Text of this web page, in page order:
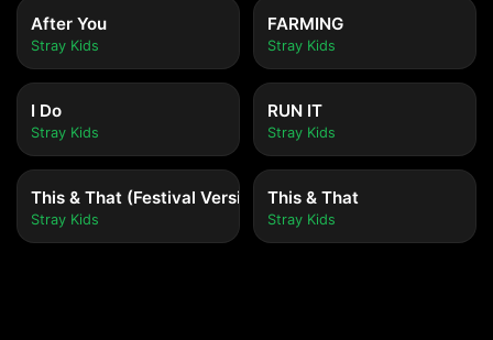
After You
Stray Kids
FARMING
Stray Kids
I Do
Stray Kids
RUN IT
Stray Kids
This & That (Festival Version)
Stray Kids
This & That
Stray Kids